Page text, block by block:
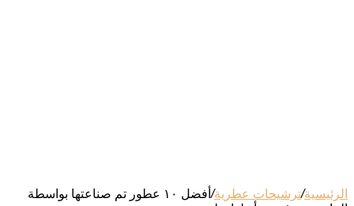
الرئيسية/ترشيحات عطرية/
أفضل ١٠ عطور تم صناعتها بواسطة